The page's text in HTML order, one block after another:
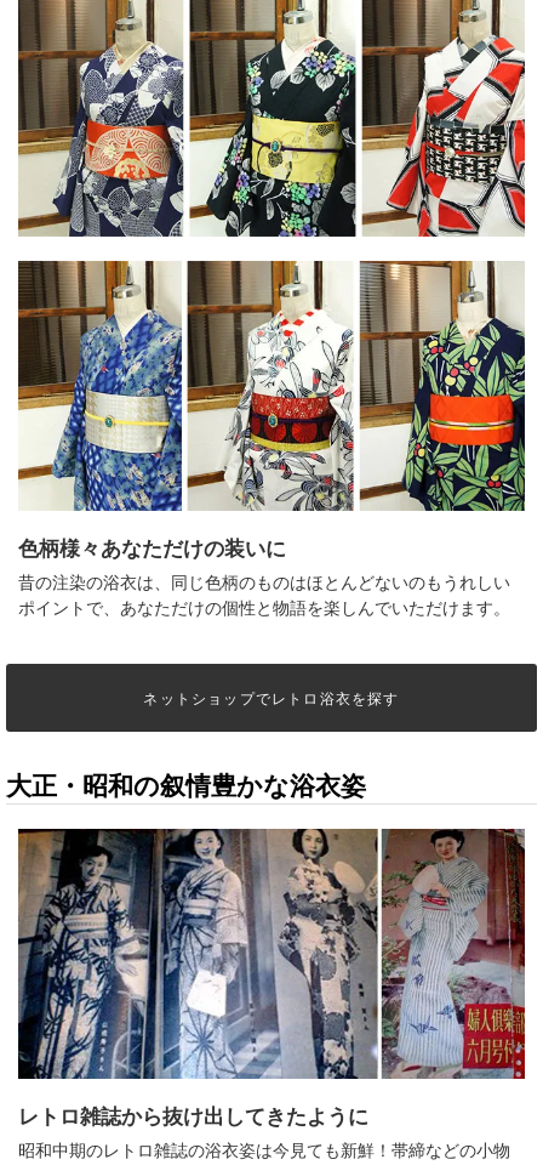
色柄様々あなただけの装いに
昔の注染の浴衣は、同じ色柄のものはほとんどないのもうれしい
ポイントで、あなただけの個性と物語を楽しんでいただけます。
ネットショップでレトロ浴衣を探す
大正・昭和の叙情豊かな浴衣姿
レトロ雑誌から抜け出してきたように
昭和中期のレトロ雑誌の浴衣姿は今見ても新鮮！帯締などの小物